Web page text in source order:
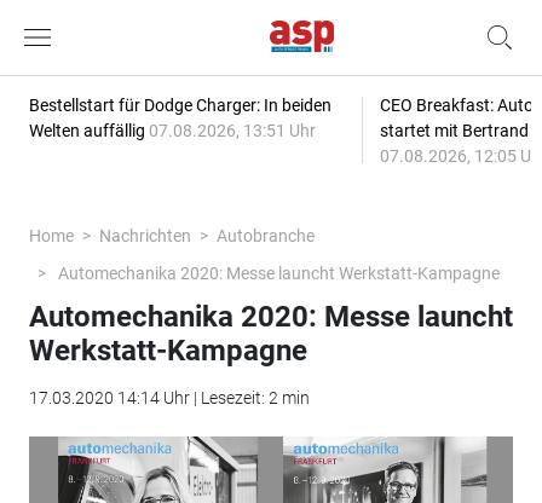
Bestellstart für Dodge Charger: In beiden
Welten auffällig 07.08.2026, 13:51 Uhr
CEO Breakfast:
startet mit Bertrand
07.08.2026, 12:05
Home Nachrichten
Autobranche
Automechanika 2020: Messe launcht Werkstatt-Kampagne
Automechanika 2020: Messe launcht
Werkstatt-Kampagne
17.03.2020 14:14 Uhr | Lesezeit: 2 min